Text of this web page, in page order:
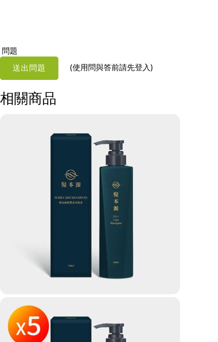
問題
送出問題 (使用問與答前請先登入)
相關商品